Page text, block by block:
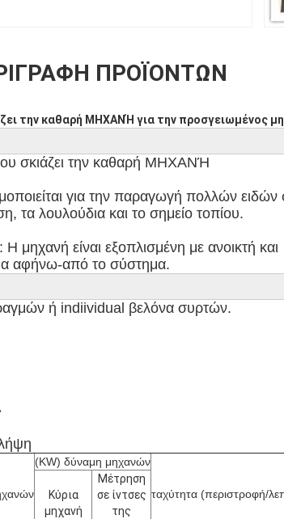
ΠΡΟΪΌΝΤΩΝ
την καθαρή ΜΗΧΑΝΉ για την προσγειωμένος
σκιάζει την καθαρή ΜΗΧΑΝΉ
για την παραγωγή πολλών ειδών
τα λουλούδια και το σημείο τοπίου.
: Η μηχανή είναι εξοπλισμένη με ανοικτή και
νήμα αφήνω-από το σύστημα.
ή indiividual βελόνα συρτών.
(KW) δύναμη μηχανών
ταχύτητα (περιστροφή/
Κύρια
μηχανή
Μέτρηση
σε ίντσες
της